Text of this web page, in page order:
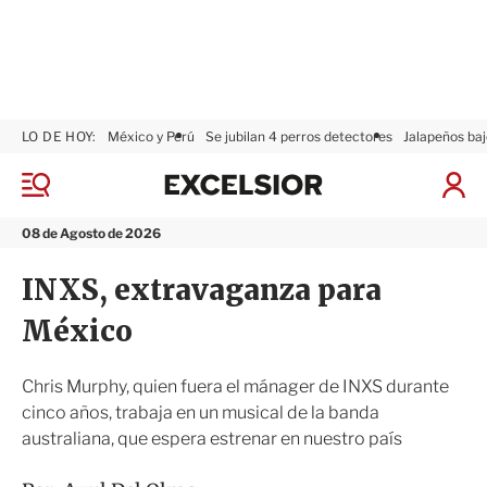
M
n
08 de Agosto de 2026
LO DE HOY: México y Perú Se jubilan 4 perros detectores Jalapeños
I
x
i
INXS, extravaganza para
México
Chris Murphy, quien fuera el mánager de INXS durante
cinco años, trabaja en un musical de la banda
australiana, que espera estrenar en nuestro país